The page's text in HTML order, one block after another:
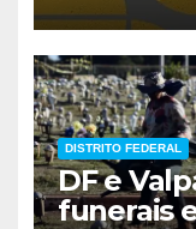
DISTRITO FEDERAL
DF e
funerais